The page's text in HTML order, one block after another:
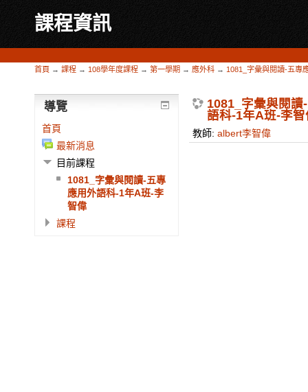
課程資訊
首頁 → 課程 → 108學年度課程 → 第一學期 → 應外科 → 1081_字彙與閱讀-五專
1081_字彙與閱讀
語科-1年A班-李智
教師: albert李智偉
導覽
首頁
最新消息
目前課程
1081_字彙與閱讀-五專
應用外語科-1年A班-李
智偉
課程